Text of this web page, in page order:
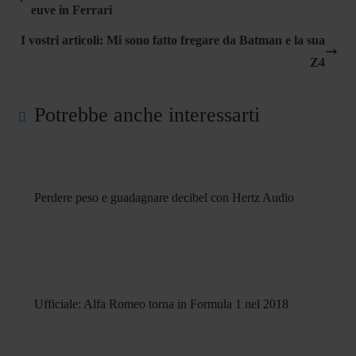
euve in Ferrari
I vostri articoli: Mi sono fatto fregare da Batman e la sua
Z4
Potrebbe anche interessarti
Perdere peso e guadagnare decibel con Hertz Audio
Ufficiale: Alfa Romeo torna in Formula 1 nel 2018